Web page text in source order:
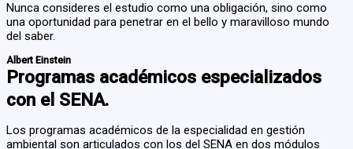
Nunca consideres el estudio como una obligación, sino como
una oportunidad para penetrar en el bello y maravilloso mundo
del saber.
Albert Einstein
Programas académicos especializados
con el SENA.
Los programas académicos de la especialidad en gestión
ambiental son articulados con los del SENA en dos módulos